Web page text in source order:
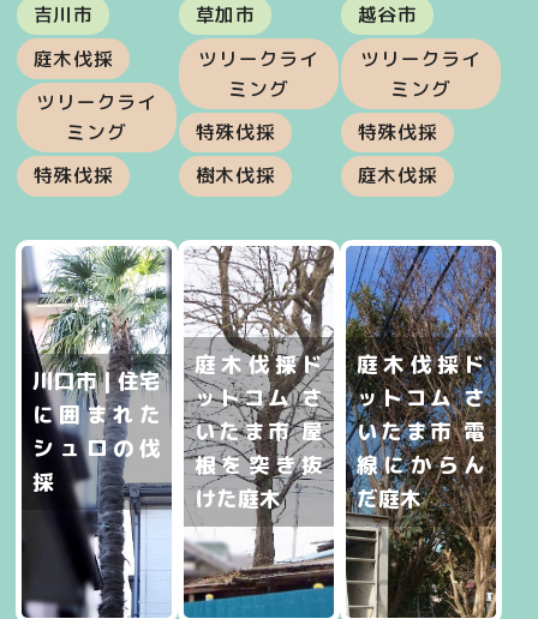
吉川市
庭木伐採
ツリークライ
ミング
特殊伐採
草加市
ツリークライ
ミング
特殊伐採
樹木伐採
越谷市
ツリークライ
ミング
特殊伐採
庭木伐採
川口市 | 住宅
に囲まれた
シュロの伐
採
庭木伐採ド
ットコム さ
いたま市 屋
根を突き抜
けた庭木
庭木伐採ド
ットコム さ
いたま市 電
線にからん
だ庭木